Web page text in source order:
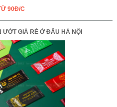
90Đ/C
GIÁ RẺ Ở ĐÂU HÀ NỘI